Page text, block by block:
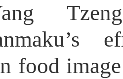
Yang
food